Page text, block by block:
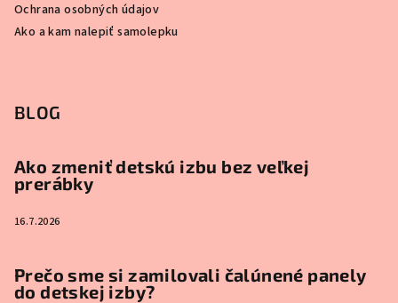
Ochrana osobných údajov
Ako a kam nalepiť samolepku
BLOG
Ako zmeniť detskú izbu bez veľkej
prerábky
16.7.2026
Prečo sme si zamilovali čalúnené panely
do detskej izby?